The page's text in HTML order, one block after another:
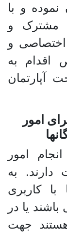
نموده و با
مشترک و
و
اقدام به
آپارتمان
امور
امور
دارند. به
با کاربری
یا در
جهت